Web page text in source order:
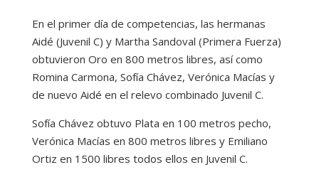
En el primer día de competencias, las hermanas
Aidé (Juvenil C) y Martha Sandoval (Primera Fuerza)
obtuvieron Oro en 800 metros libres, así como
Romina Carmona, Sofía Chávez, Verónica Macías y
de nuevo Aidé en el relevo combinado Juvenil C.
Sofía Chávez obtuvo Plata en 100 metros pecho,
Verónica Macías en 800 metros libres y Emiliano
Ortiz en 1500 libres todos ellos en Juvenil C.